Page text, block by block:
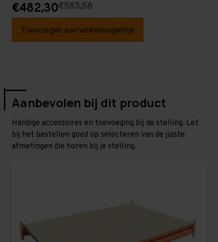
€482,30€583,58
Toevoegen aan winkelwagentje
Aanbevolen bij dit product
Handige accessoires en toevoeging bij de stelling. Let
bij het bestellen goed op selecteren van de juiste
afmetingen die horen bij je stelling.